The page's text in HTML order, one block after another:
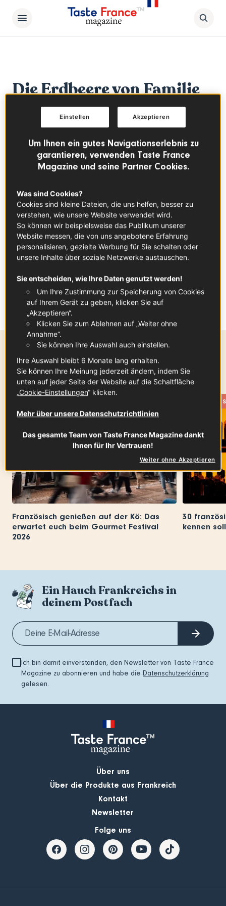
Die Erdbeere von Familie
Mas
In Zusammenarbeit mitFruit and Veg From
France
Diese Woche besonders
beliebt
Französisch genießen auf der Kö: Das
erwartet euch beim Gourmet Festival
2026
30
kennen
Ein Hauch Frankreichs in
deinem Postfach
Ich bin damit einverstanden, den Newsletter von Taste France
Magazine zu abonnieren und habe die Datenschutzerklärung
gelesen.
Über uns
Über die Produkte aus Frankreich
Kontakt
Newsletter
Folge uns
Um Ihnen ein gutes Navigationserlebnis zu
garantieren, verwenden Taste France
Magazine und seine Partner Cookies.
Was sind Cookies?
Cookies sind kleine Dateien, die uns helfen, besser zu
verstehen, wie unsere Website verwendet wird.
So können wir beispielsweise das Publikum unserer
Website messen, die von uns angebotene Erfahrung
personalisieren, gezielte Werbung für Sie schalten oder
unsere Inhalte über soziale Netzwerke austauschen.
Sie entscheiden, wie Ihre Daten genutzt werden!
Um Ihre Zustimmung zur Speicherung von Cookies
auf Ihrem Gerät zu geben, klicken Sie auf
„Akzeptieren“.
Klicken Sie zum Ablehnen auf „Weiter ohne
Annahme“.
Sie können Ihre Auswahl auch einstellen.
Ihre Auswahl bleibt 6 Monate lang erhalten.
Sie können Ihre Meinung jederzeit ändern, indem Sie
unten auf jeder Seite der Website auf die Schaltfläche
„Cookie-Einstellungen“ klicken.
Mehr über unsere Datenschutzrichtlinien
Das gesamte Team von Taste France Magazine dankt
Ihnen für Ihr Vertrauen!
Weiter ohne Akzeptieren
Akzeptieren
Einstellen